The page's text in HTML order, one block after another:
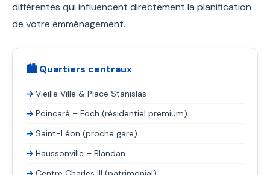
différentes qui influencent directement la planification
de votre emménagement.
🏙️ Quartiers centraux
Vieille Ville & Place Stanislas
Poincaré – Foch (résidentiel premium)
Saint-Léon (proche gare)
Haussonville – Blandan